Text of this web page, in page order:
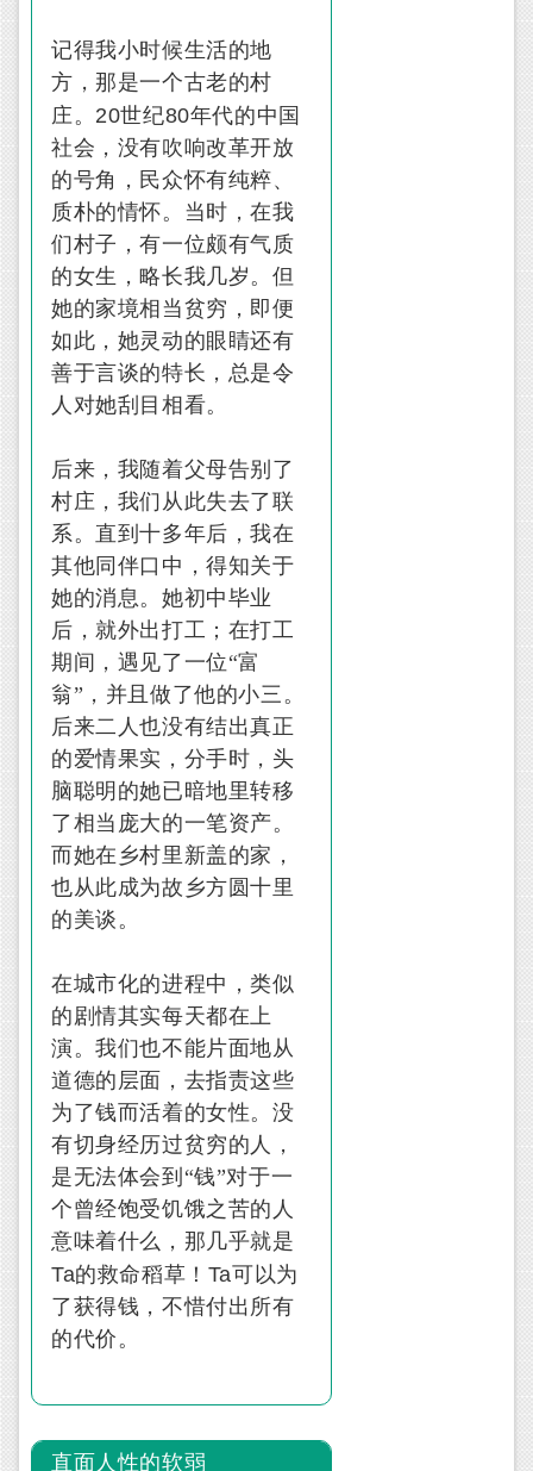
记得我小时候生活的地
方，那是一个古老的村
庄。 20世纪80年代的中国
社会，没有吹响改革开放
的号角，民众怀有纯粹、
质朴的情怀。当时，在我
们村子，有一位颇有气质
的女生，略长我几岁。但
她的家境相当贫穷，即便
如此，她灵动的眼睛还有
善于言谈的特长，总是令
人对她刮目相看。
后来，我随着父母告别了
村庄，我们从此失去了联
系。直到十多年后，我在
其他同伴口中，得知关于
她的消息。她初中毕业
后，就外出打工；在打工
期间，遇见了一位“富
翁”，并且做了他的小三。
后来二人也没有结出真正
的爱情果实，分手时，头
脑聪明的她已暗地里转移
了相当庞大的一笔资产。
而她在乡村里新盖的家，
也从此成为故乡方圆十里
的美谈。
在城市化的进程中，类似
的剧情其实每天都在上
演。我们也不能片面地从
道德的层面，去指责这些
为了钱而活着的女性。没
有切身经历过贫穷的人，
是无法体会到“钱”对于一
个曾经饱受饥饿之苦的人
意味着什么，那几乎就是
Ta的救命稻草！ Ta可以为
了获得钱，不惜付出所有
的代价。
直面人性的软弱